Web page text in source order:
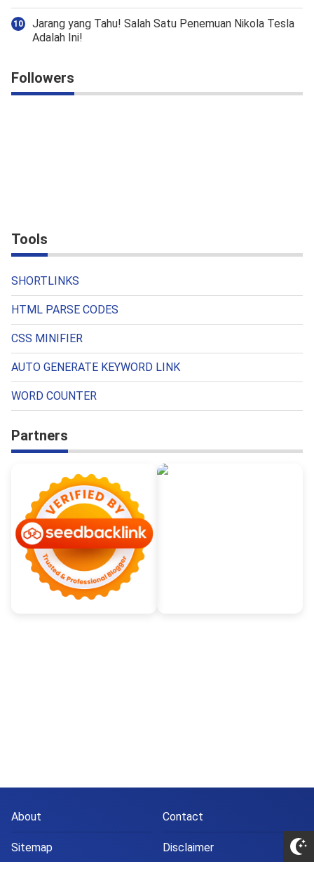
Jarang yang Tahu! Salah Satu Penemuan Nikola Tesla
Adalah Ini!
Followers
Tools
SHORTLINKS
HTML PARSE CODES
CSS MINIFIER
AUTO GENERATE KEYWORD LINK
WORD COUNTER
Partners
About Contact
Sitemap Disclaimer